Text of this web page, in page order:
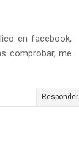
en facebook,
comprobar, me
Responder